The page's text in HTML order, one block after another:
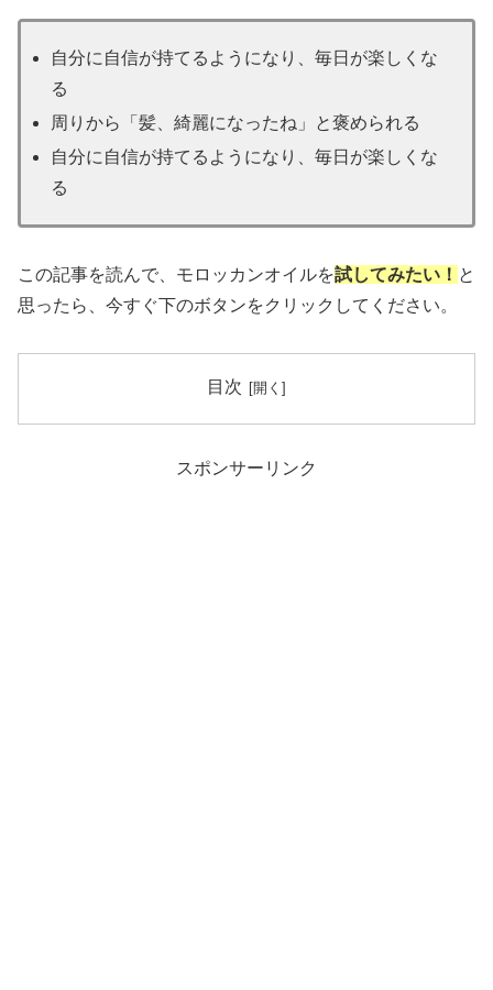
自分に自信が持てるようになり、毎日が楽しくな
る
周りから「髪、綺麗になったね」と褒められる
自分に自信が持てるようになり、毎日が楽しくな
る
この記事を読んで、モロッカンオイルを試してみたい！ と
思ったら、今すぐ下のボタンをクリックしてください。
目次
スポンサーリンク